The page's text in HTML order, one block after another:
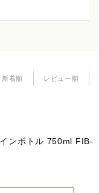
新着順 レビュー順
ンボトル 750ml FIB-